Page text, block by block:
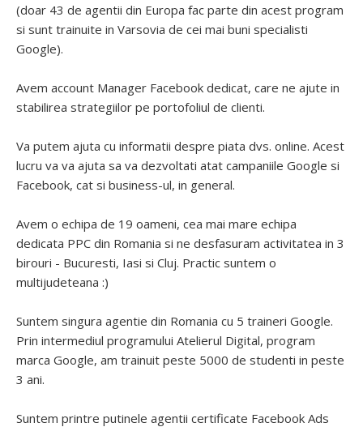
(doar 43 de agentii din Europa fac parte din acest program
si sunt trainuite in Varsovia de cei mai buni specialisti
Google).
Avem account Manager Facebook dedicat, care ne ajute in
stabilirea strategiilor pe portofoliul de clienti.
Va putem ajuta cu informatii despre piata dvs. online. Acest
lucru va va ajuta sa va dezvoltati atat campaniile Google si
Facebook, cat si business-ul, in general.
Avem o echipa de 19 oameni, cea mai mare echipa
dedicata PPC din Romania si ne desfasuram activitatea in 3
birouri - Bucuresti, Iasi si Cluj. Practic suntem o
multijudeteana :)
Suntem singura agentie din Romania cu 5 traineri Google.
Prin intermediul programului Atelierul Digital, program
marca Google, am trainuit peste 5000 de studenti in peste
3 ani.
Suntem printre putinele agentii certificate Facebook Ads